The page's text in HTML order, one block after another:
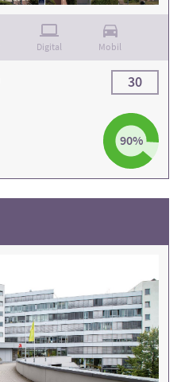
Digital Mobil
90%
30